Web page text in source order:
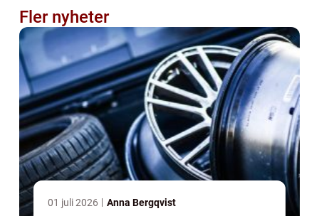
Fler nyheter
01 juli 2026 Anna Bergqvist